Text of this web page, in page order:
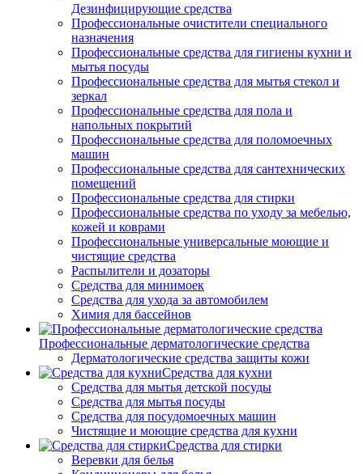
Дезинфицирующие средства
Профессиональные очистители специального
назначения
Профессиональные средства для гигиены кухни и
мытья посуды
Профессиональные средства для мытья стекол и
зеркал
Профессиональные средства для пола и
напольных покрытий
Профессиональные средства для поломоечных
машин
Профессиональные средства для сантехнических
помещений
Профессиональные средства для стирки
Профессиональные средства по уходу за мебелью,
кожей и коврами
Профессиональные универсальные моющие и
чистящие средства
Распылители и дозаторы
Средства для минимоек
Средства для ухода за автомобилем
Химия для бассейнов
Профессиональные дерматологические средства
Дерматологические средства защиты кожи
Средства для кухни
Средства для мытья детской посуды
Средства для мытья посуды
Средства для посудомоечных машин
Чистящие и моющие средства для кухни
Средства для стирки
Веревки для белья